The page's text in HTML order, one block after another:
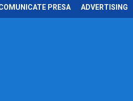
PRESA ADVERTISING